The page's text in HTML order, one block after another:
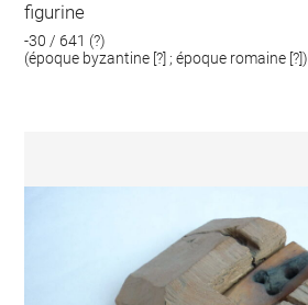
figurine
-30 / 641 (?)
(époque byzantine [?] ; époque romaine [?])